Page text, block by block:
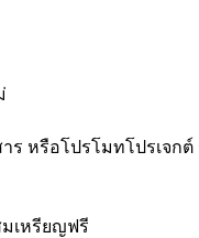
ร หรือโปรโมทโปรเจกต์
เหรียญฟรี